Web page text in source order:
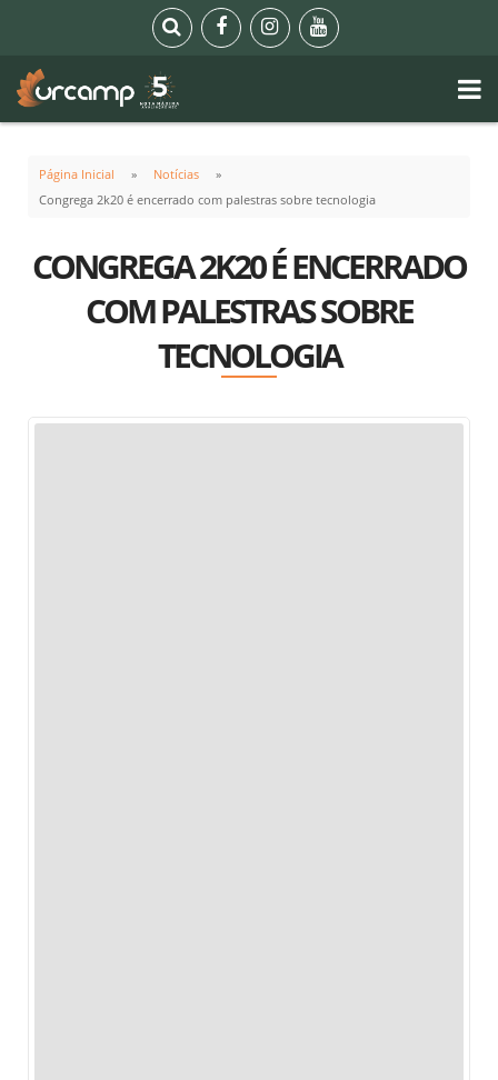
Página Inicial
Notícias
Congrega 2k20 é encerrado com palestras sobre tecnologia
CONGREGA 2K20 É ENCERRADO
COM PALESTRAS SOBRE
TECNOLOGIA